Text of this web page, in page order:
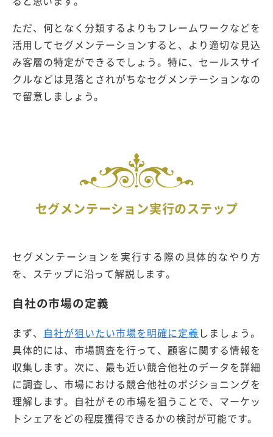
ただ、何となく分類するよりもフレームワークなどを
活用してセグメンテーションすると、より適切な見込
み客層の特定ができるでしょう。特に、セールスサイ
クルなどは見落とされがちなセグメンテーションなの
で留意しましょう。
セグメンテーション実行のステップ
セグメンテーションを実行する際の具体的なやり方
を、ステップに沿って解説します。
自社の市場の定義
まず、 自社が狙いたい市場を明確に定義しましょう。
具体的には、市場調査を行って、顧客に関する情報を
収集します。次に、最も近い競合他社のデータを詳細
に調査し、市場における競合他社のポジショニングを
理解します。自社がその市場を狙うことで、マーケッ
トシェアをどの程度獲得できるかの検討が可能です。